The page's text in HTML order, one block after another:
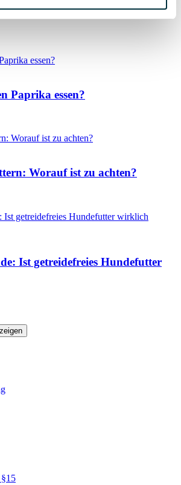
Paprika essen?
Worauf ist zu achten?
Ist getreidefreies Hundefutter